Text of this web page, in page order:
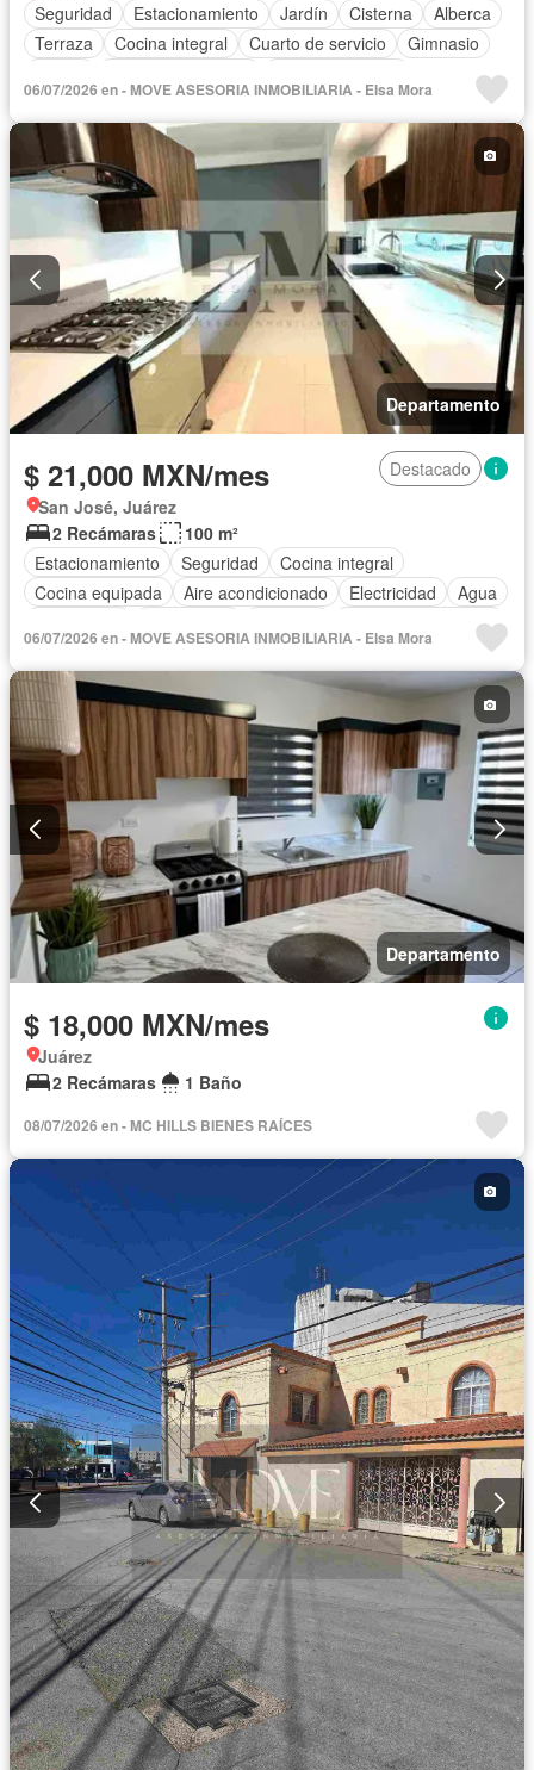
Seguridad
Estacionamiento Jardín Cisterna
Alberca
Terraza
Cocina integral Cuarto de servicio
Gimnasio
Zona infantil
Electricidad Agua
Gas natural
Recámara con closet
Caseta de vigilancia
06/07/2026 en - MOVE ASESORIA INMOBILIARIA - Elsa Mora
Departamento
$ 21,000 MXN/mes
Destacado
San José, Juárez
2 Recámaras
100 m²
Estacionamiento
Seguridad
Cocina integral
Cocina equipada
Aire acondicionado Electricidad
Agua
Caseta de vigilancia
06/07/2026 en - MOVE ASESORIA INMOBILIARIA - Elsa Mora
Departamento
$ 18,000 MXN/mes
Juárez
2 Recámaras
1 Baño
08/07/2026 en - MC HILLS BIENES RAÍCES